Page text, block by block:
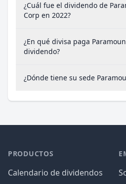
¿Cuál fue el dividendo de
Corp en 2022?
¿En qué divisa paga
dividendo?
¿Dónde tiene su sede
PRODUCTOS
Calendario de dividendos